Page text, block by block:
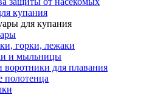
купания
для купания
горки, лежаки
и мыльницы
воротники для плавания
полотенца